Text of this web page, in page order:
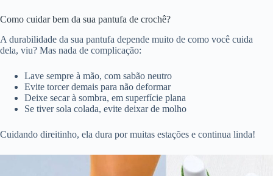
Como cuidar bem da sua pantufa de crochê?
A durabilidade da sua pantufa depende muito de como você cuida
dela, viu? Mas nada de complicação:
Lave sempre à mão, com sabão neutro
Evite torcer demais para não deformar
Deixe secar à sombra, em superfície plana
Se tiver sola colada, evite deixar de molho
Cuidando direitinho, ela dura por muitas estações e continua linda!